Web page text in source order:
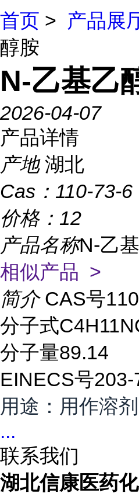
首页 > 产品展
醇胺
N-乙基乙
2026-04-07
产品详情
产地 湖北
Cas： 110-73-6
价格： 12
产品名称N-乙
相似产品 >
简介 CAS号
分子式
分子量89.14
EINECS号203-
用途：用作溶剂
...
联系我们
湖北信康医药